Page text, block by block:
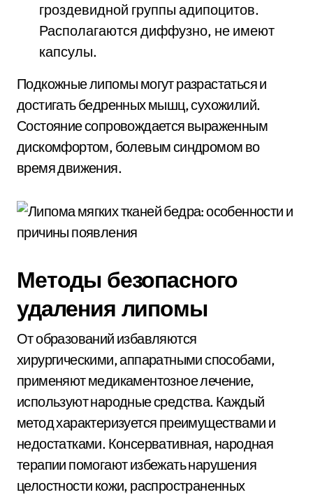
гроздевидной группы адипоцитов.
Располагаются диффузно, не имеют
капсулы.
Подкожные липомы могут разрастаться и
достигать бедренных мышц, сухожилий.
Состояние сопровождается выраженным
дискомфортом, болевым синдромом во
время движения.
Методы безопасного
удаления липомы
От образований избавляются
хирургическими, аппаратными способами,
применяют медикаментозное лечение,
используют народные средства. Каждый
метод характеризуется преимуществами и
недостатками. Консервативная, народная
терапии помогают избежать нарушения
целостности кожи, распространенных